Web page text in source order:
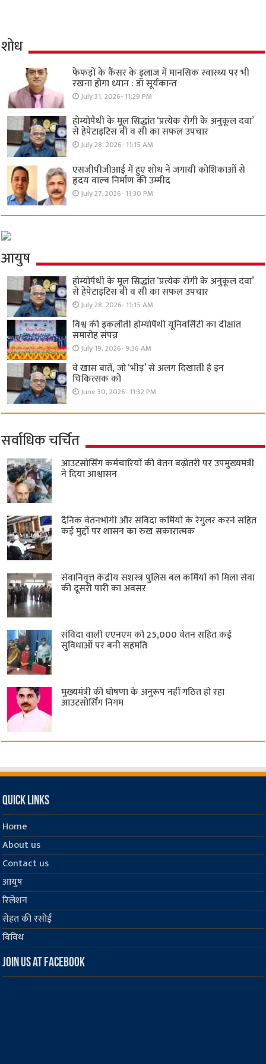
शोध
फेफड़ों के कैंसर के इलाज में मानसिक स्वास्थ्य पर भी
रखना होगा ध्यान : डॉ सूर्यकान्त
July 31, 2026- 11:29 PM
होम्योपैथी के मूल सिद्धांत ‘प्रत्येक रोगी केे अनुकूल दवा’
से हेपेटाइटिस बी व सी का सफल उपचार
July 28, 2026- 11:15 AM
एसजीपीजीआई में हुए शोध ने जगायी कोशिकाओं से
हृदय वाल्व निर्माण की उम्मीद
July 27, 2026- 11:30 PM
आयुष
होम्योपैथी के मूल सिद्धांत ‘प्रत्येक रोगी केे अनुकूल दवा’
से हेपेटाइटिस बी व सी का सफल उपचार
July 28, 2026- 11:15 AM
विश्व की इकलौती होम्योपैथी यूनिवर्सिटी का दीक्षांत
समारोह संपन्न
July 19, 2026- 9:36 AM
वे खास बातें, जो ‘भीड़’ से अलग दिखाती हैं इन
चिकित्सक को
June 30, 2026- 11:32 PM
सर्वाधिक चर्चित
आउटसोर्सिंग कर्मचारियों की वेतन बढ़ोतरी पर उपमुख्यमंत्री
ने दिया आश्वासन
दैनिक वेतनभोगी और संविदा कर्मियों के रेगुलर करने सहित
कई मुद्दों पर शासन का रुख सकारात्मक
सेवानिवृत्त केंद्रीय सशस्त्र पुलिस बल ​कर्मियों को मिला सेवा
की दूसरी पारी का अवसर
संविदा वाली एएनएम को 25,000 वेतन सहित कई
सुविधाओं पर बनी सहमति
मुख्यमंत्री की घोषणा के अनुरूप नहीं गठित हो रहा
आउटसोर्सिंग निगम
Quick Links
Home
About us
Contact us
आयुष
रिलेशन
सेहत की रसोई
विविध
Join us at Facebook